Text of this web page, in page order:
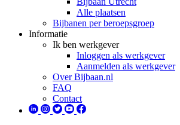
Alle plaatsen
Bijbanen per beroepsgroep
Informatie
Ik ben werkgever
Inloggen als werkgever
Aanmelden als werkgever
Over Bijbaan.nl
FAQ
Contact